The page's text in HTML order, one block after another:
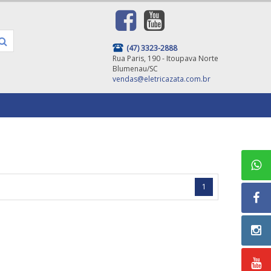
(47) 3323-2888
Rua Paris, 190 - Itoupava Norte
Blumenau/SC
vendas@eletricazata.com.br
1